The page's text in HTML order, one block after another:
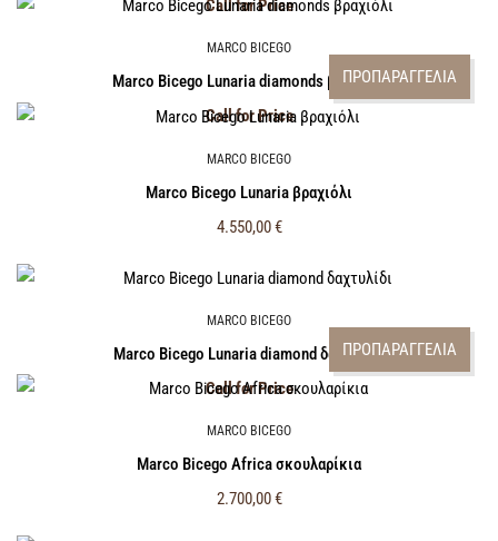
Call for Price
ΠΡΟΠΑΡΑΓΓΕΛΙΑ
MARCO BICEGO
Marco Bicego Lunaria diamonds βραχιόλι
Call for Price
MARCO BICEGO
Marco Bicego Lunaria βραχιόλι
4.550,00€
ΠΡΟΠΑΡΑΓΓΕΛΙΑ
MARCO BICEGO
Marco Bicego Lunaria diamond δαχτυλίδι
Call for Price
MARCO BICEGO
Marco Bicego Africa σκουλαρίκια
2.700,00€